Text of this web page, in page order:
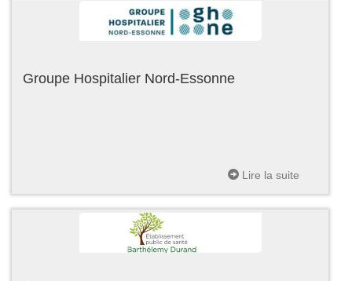
Groupe Hospitalier Nord-Essonne
Lire la suite